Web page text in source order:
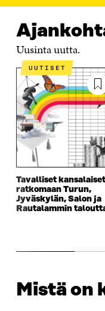
Uusinta uutta.
UUTISET
Tavalliset kansalaiset
ratkomaan Turun,
Jyväskylän, Salon ja
Rautalammin
Mistä on